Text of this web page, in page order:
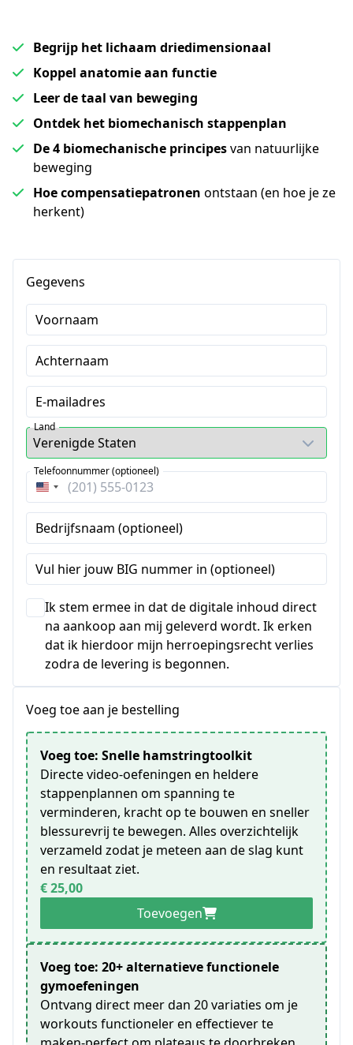
Begrijp het lichaam driedimensionaal
Koppel anatomie aan functie
Leer de taal van beweging
Ontdek het biomechanisch stappenplan
De 4 biomechanische principesvan natuurlijke
beweging
Hoe compensatiepatronen ontstaan (en hoe je ze
herkent)
Gegevens
Voornaam
Achternaam
E-mailadres
Land
Verenigde
Staten
+1
Telefoonnummer (optioneel)
Bedrijfsnaam (optioneel)
Vul hier jouw BIG nummer in (optioneel)
Ik stem ermee in dat de digitale inhoud direct
na aankoop aan mij geleverd wordt. Ik erken
dat ik hierdoor mijn herroepingsrecht verlies
zodra de levering is begonnen.
Voeg toe aan je bestelling
Voeg toe: Snelle hamstringtoolkit
Directe video-oefeningen en heldere
stappenplannen om spanning te
verminderen, kracht op te bouwen en sneller
blessurevrij te bewegen. Alles overzichtelijk
verzameld zodat je meteen aan de slag kunt
en resultaat ziet.
€ 25,00
Toevoegen
Voeg toe: 20+ alternatieve functionele
gymoefeningen
Ontvang direct meer dan 20 variaties om je
workouts functioneler en effectiever te